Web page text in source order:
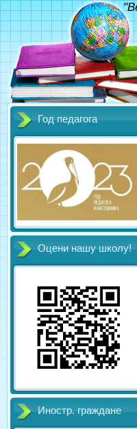
Год педагога
Оцени нашу школу!
Иностр. граждане